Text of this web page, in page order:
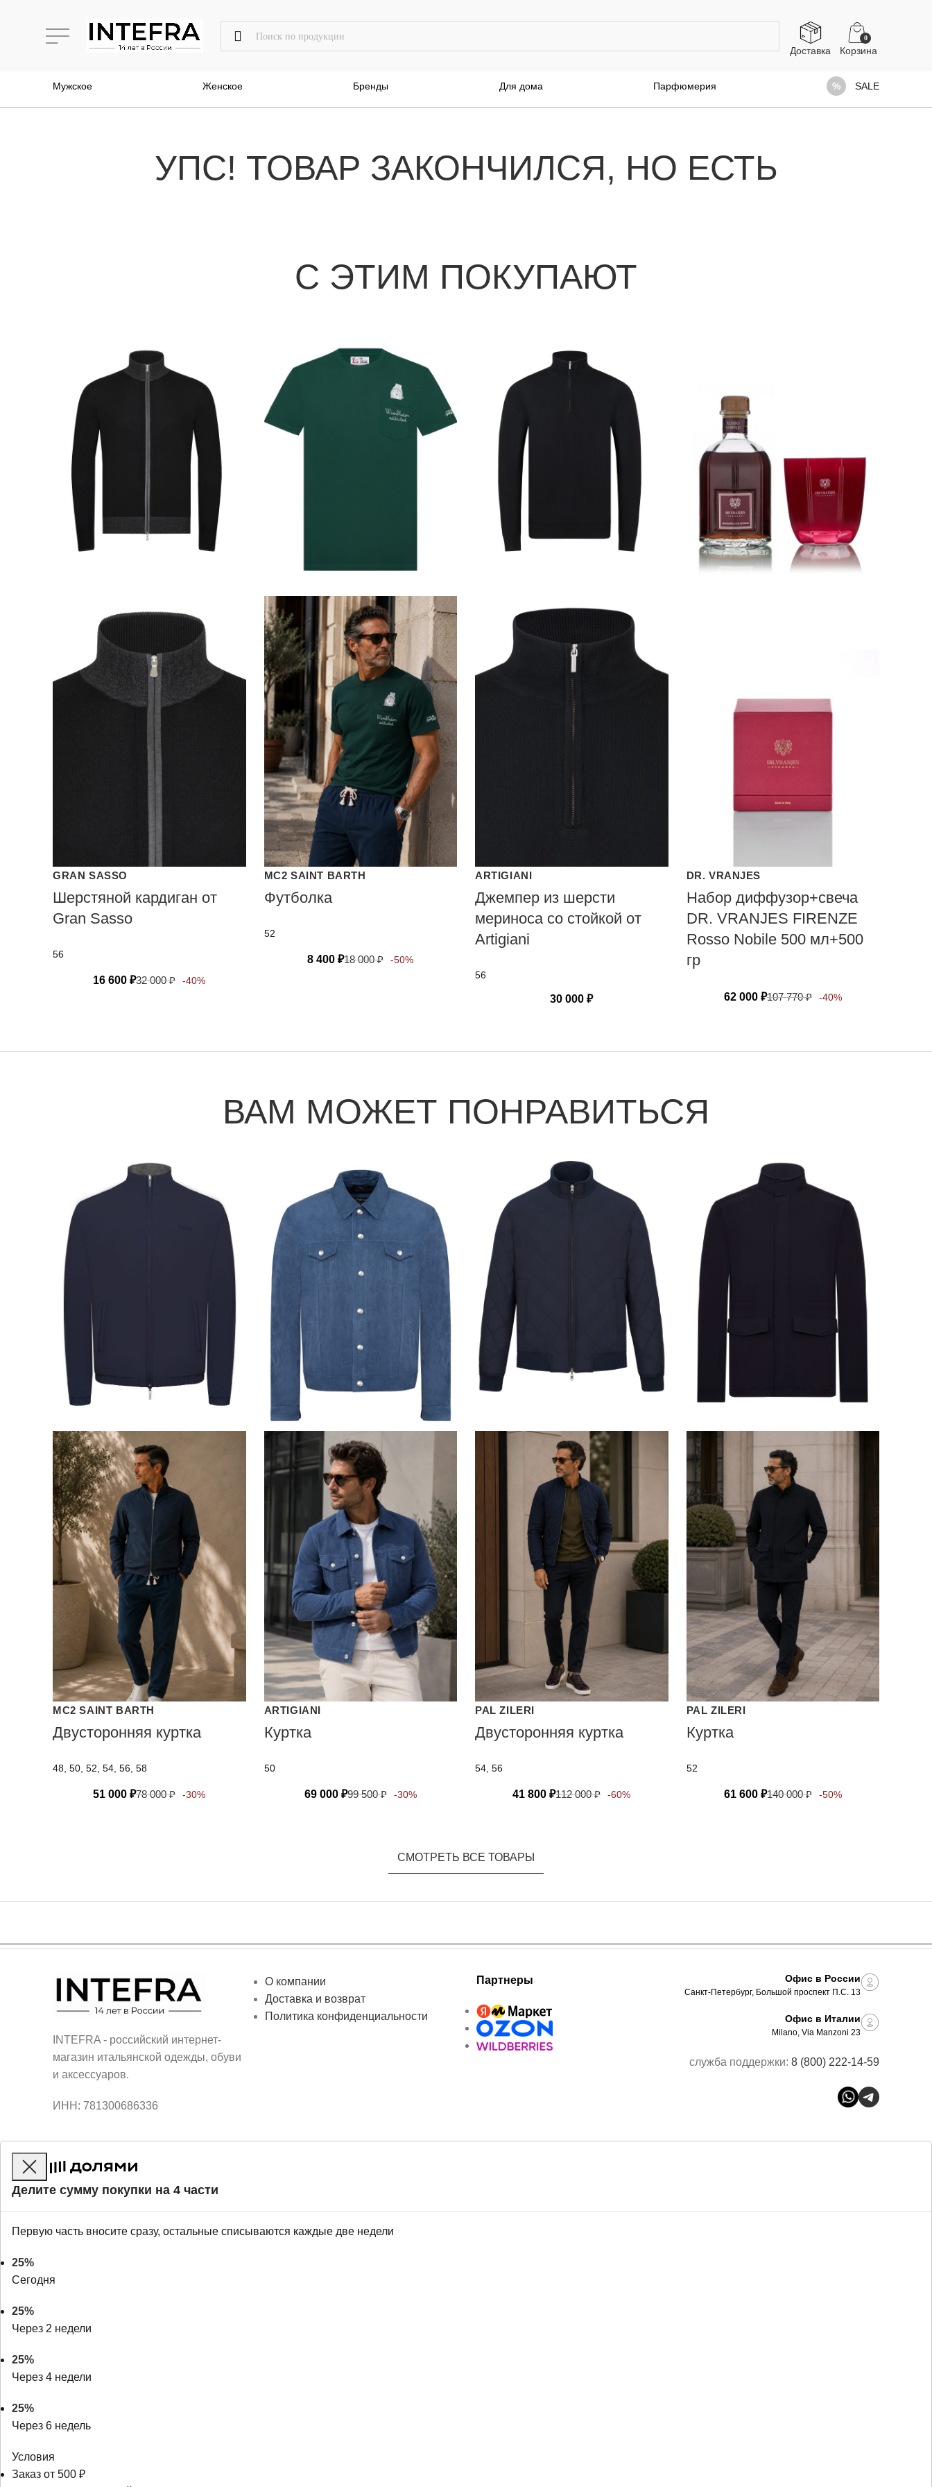
Доставка
0
Мужское Женское Бренды Для дома Парфюмерия SALE
УПС! ТОВАР ЗАКОНЧИЛСЯ, НО ЕСТЬ
С ЭТИМ ПОКУПАЮТ
GRAN SASSO
Шерстяной кардиган от
Gran Sasso
56
16 600₽32 000₽ -40%
MC2 SAINT BARTH
Футболка
52
8 400₽18 000₽ -50%
ARTIGIANI
Джемпер из шерсти
мериноса со стойкой от
Artigiani
56
30 000₽
DR. VRANJES
Набор диффузор+свеча
DR. VRANJES FIRENZE
Rosso Nobile 500 мл+500
гр
62 000 ₽107 770₽ -40%
ВАМ МОЖЕТ ПОНРАВИТЬСЯ
MC2 SAINT BARTH
Двусторонняя куртка
48, 50, 52, 54, 56, 58
51 000₽78 000₽ -30%
ARTIGIANI
Куртка
50
69 000 ₽99 500₽ -30%
PAL ZILERI
Двусторонняя куртка
54, 56
41 800₽112 000₽ -60%
PAL ZILERI
Куртка
52
61 600 ₽140 000₽ -50%
СМОТРЕТЬ ВСЕ ТОВАРЫ
INTEFRA - российский интернет-
магазин итальянской одежды, обуви
и аксессуаров.
ИНН: 781300686336
О компании
Доставка и возврат
Политика конфиденциальности
Партнеры Офис в России
Санкт-Петербург, Большой проспект П.С. 13
Офис в Италии
Milano, Via Manzoni 23
служба поддержки: 8 (800) 222-14-59
Делите сумму покупки на 4 части
Первую часть вносите сразу, остальные списываются каждые две недели
25%
Сегодня
25%
Через 2 недели
25%
Через 4 недели
25%
Через 6 недель
Условия
Заказ от 500 ₽